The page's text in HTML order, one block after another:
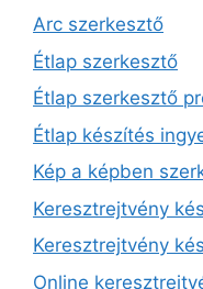
Arc szerkesztő
Étlap szerkesztő
Étlap szerkesztő
Étlap készítés
Kép a képben
Keresztrejtvény
Keresztrejtvény
Online